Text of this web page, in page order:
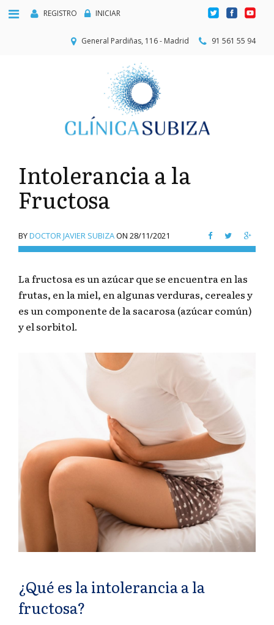
REGISTRO INICIAR
General Pardiñas, 116 - Madrid 91 561 55 94
Intolerancia a la
Fructosa
BYDOCTOR JAVIER SUBIZAON 28/11/2021
La fructosa es un azúcar que se encuentra en las
frutas, en la miel, en algunas verduras, cereales y
es un componente de la sacarosa (azúcar común)
y el sorbitol.
¿Qué es la intolerancia a la
fructosa?